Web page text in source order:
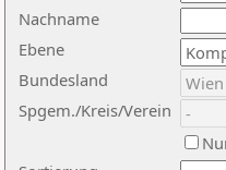
Nachname
Ebene
Bundesland
Spgem./Kreis/Verein